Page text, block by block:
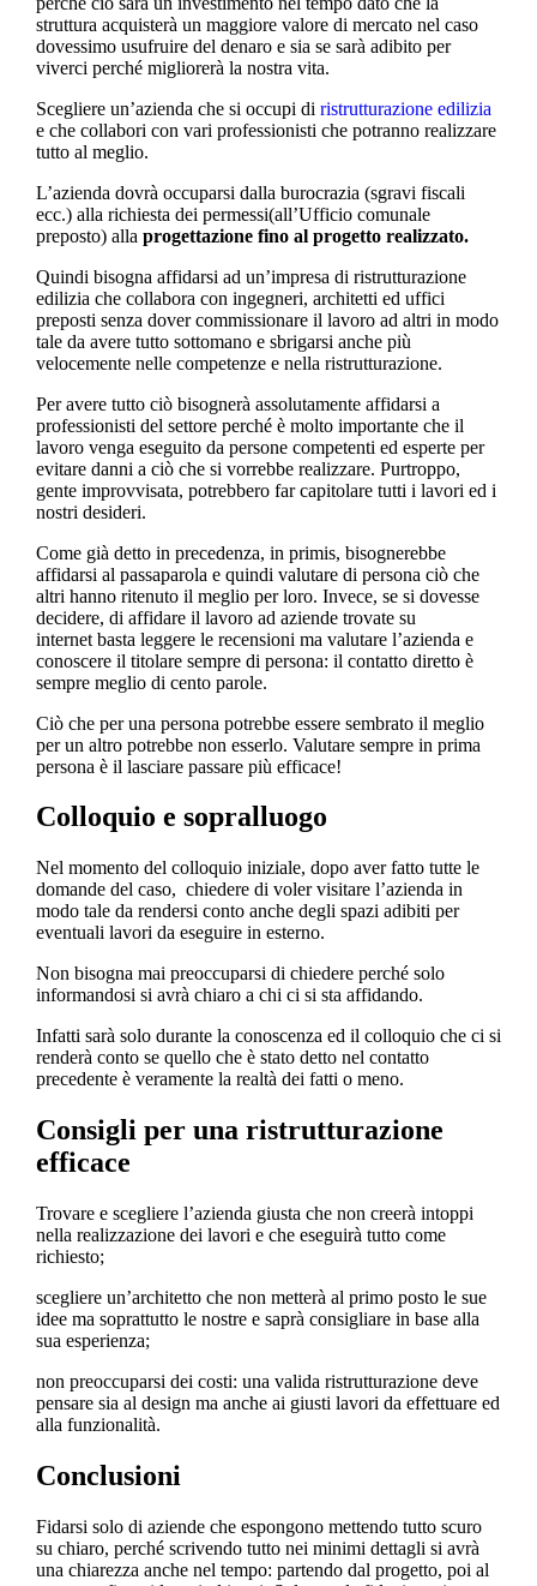
struttura acquisterà un maggiore valore di mercato nel caso
dovessimo usufruire del denaro e sia se sarà adibito per
viverci perché migliorerà la nostra vita.
Scegliere un’azienda che si occupi di ristrutturazione edilizia
e che collabori con vari professionisti che potranno realizzare
tutto al meglio.
L’azienda dovrà occuparsi dalla burocrazia (sgravi fiscali
ecc.) alla richiesta dei permessi(all’Ufficio comunale
preposto) alla progettazione fino al progetto realizzato.
Quindi bisogna affidarsi ad un’impresa di ristrutturazione
edilizia che collabora con ingegneri, architetti ed uffici
preposti senza dover commissionare il lavoro ad altri in modo
tale da avere tutto sottomano e sbrigarsi anche più
velocemente nelle competenze e nella ristrutturazione.
Per avere tutto ciò bisognerà assolutamente affidarsi a
professionisti del settore perché è molto importante che il
lavoro venga eseguito da persone competenti ed esperte per
evitare danni a ciò che si vorrebbe realizzare. Purtroppo,
gente improvvisata, potrebbero far capitolare tutti i lavori ed i
nostri desideri.
Come già detto in precedenza, in primis, bisognerebbe
affidarsi al passaparola e quindi valutare di persona ciò che
altri hanno ritenuto il meglio per loro. Invece, se si dovesse
decidere, di affidare il lavoro ad aziende trovate su
internet basta leggere le recensioni ma valutare l’azienda e
conoscere il titolare sempre di persona: il contatto diretto è
sempre meglio di cento parole.
Ciò che per una persona potrebbe essere sembrato il meglio
per un altro potrebbe non esserlo. Valutare sempre in prima
persona è il lasciare passare più efficace!
Colloquio e sopralluogo
Nel momento del colloquio iniziale, dopo aver fatto tutte le
domande del caso, chiedere di voler visitare l’azienda in
modo tale da rendersi conto anche degli spazi adibiti per
eventuali lavori da eseguire in esterno.
Non bisogna mai preoccuparsi di chiedere perché solo
informandosi si avrà chiaro a chi ci si sta affidando.
Infatti sarà solo durante la conoscenza ed il colloquio che ci si
renderà conto se quello che è stato detto nel contatto
precedente è veramente la realtà dei fatti o meno.
Consigli per una ristrutturazione
efficace
Trovare e scegliere l’azienda giusta che non creerà intoppi
nella realizzazione dei lavori e che eseguirà tutto come
richiesto;
scegliere un’architetto che non metterà al primo posto le sue
idee ma soprattutto le nostre e saprà consigliare in base alla
sua esperienza;
non preoccuparsi dei costi: una valida ristrutturazione deve
pensare sia al design ma anche ai giusti lavori da effettuare ed
alla funzionalità.
Conclusioni
Fidarsi solo di aziende che espongono mettendo tutto scuro
su chiaro, perché scrivendo tutto nei minimi dettagli si avrà
una chiarezza anche nel tempo: partendo dal progetto, poi al